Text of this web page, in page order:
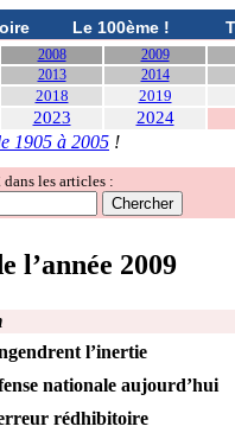
Le 100ème !
2008 2009
2013 2014
2018 2019
2023 2024
1905 à 2005 !
dans les articles :
l’année 2009
l’inertie
nationale aujourd’hui
rédhibitoire